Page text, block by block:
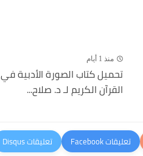
منذ 1 أيام
تحميل كتاب الصورة الأدبية في
القرآن الكريم لـ د. صلاح...